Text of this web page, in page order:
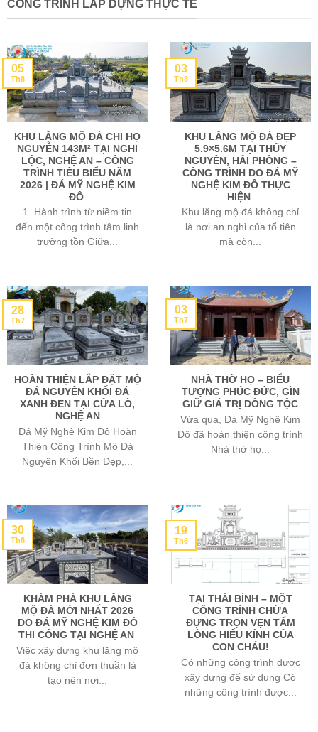
CÔNG TRÌNH LẮP DỰNG THỰC TẾ
KHU LĂNG MỘ ĐÁ CHI HỌ
NGUYỄN 143M² TẠI NGHI
LỘC, NGHỆ AN – CÔNG
TRÌNH TIÊU BIỂU NĂM
2026 | ĐÁ MỸ NGHỆ KIM
ĐÔ
1. Hành trình từ niềm tin
đến một công trình tâm linh
trường tồn Giữa...
05
Th8
KHU LĂNG MỘ ĐÁ ĐẸP
5.9×5.6M TẠI THỦY
NGUYÊN, HẢI PHÒNG –
CÔNG TRÌNH DO ĐÁ MỸ
NGHỆ KIM ĐÔ THỰC
HIỆN
Khu lăng mộ đá không chỉ
là nơi an nghỉ của tổ tiên
mà còn...
03
Th8
HOÀN THIỆN LẮP ĐẶT MỘ
ĐÁ NGUYÊN KHỐI ĐÁ
XANH ĐEN TẠI CỬA LÒ,
NGHỆ AN
Đá Mỹ Nghệ Kim Đô Hoàn
Thiện Công Trình Mộ Đá
Nguyên Khối Bền Đẹp,...
28
Th7
NHÀ THỜ HỌ – BIỂU
TƯỢNG PHÚC ĐỨC, GÌN
GIỮ GIÁ TRỊ DÒNG TỘC
Vừa qua, Đá Mỹ Nghệ Kim
Đô đã hoàn thiện công trình
Nhà thờ họ...
03
Th7
KHÁM PHÁ KHU LĂNG
MỘ ĐÁ MỚI NHẤT 2026
DO ĐÁ MỸ NGHỆ KIM ĐÔ
THI CÔNG TẠI NGHỆ AN
Việc xây dựng khu lăng mộ
đá không chỉ đơn thuần là
tạo nên nơi...
30
Th6
TẠI THÁI BÌNH – MỘT
CÔNG TRÌNH CHỨA
ĐỰNG TRỌN VẸN TẤM
LÒNG HIẾU KÍNH CỦA
CON CHÁU!
Có những công trình được
xây dựng để sử dụng Có
những công trình được...
19
Th6